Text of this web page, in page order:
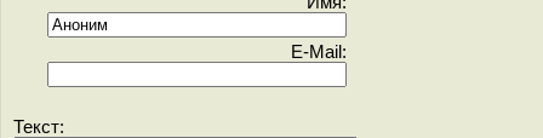
E-Mail:
Текст: